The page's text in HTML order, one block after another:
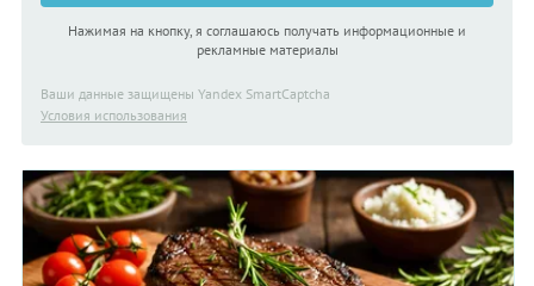
Нажимая на кнопку, я соглашаюсь получать информационные и
рекламные материалы
Ваши данные защищены Yandex SmartCaptcha
Условия использования